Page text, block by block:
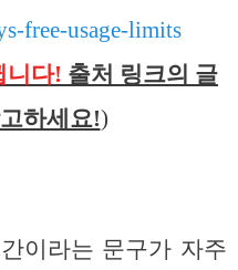
free-usage-limits
니다! 출처 링크의 글
하세요!)
이라는 문구가 자주